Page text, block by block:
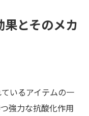
果とそのメカ
いるアイテムの一
強力な抗酸化作用